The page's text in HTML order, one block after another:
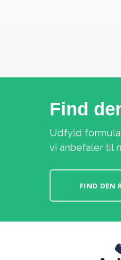
Find
Udfyld
vi anbefaler til
FIND DEN